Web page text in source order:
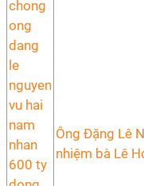
Ông Đặng Lê
nhiệm bà Lê